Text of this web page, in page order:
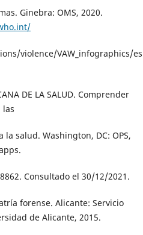
Ginebra: OMS, 2020.
violence/VAW_infographics/
DE LA SALUD. Comprender
las
salud. Washington, DC: OPS,
Consultado el 30/12/2021.
forense. Alicante: Servicio
de Alicante, 2015.